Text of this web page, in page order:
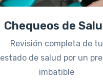
Chequeos de
Revisión completa de tu
estado de salud por un
imbatible